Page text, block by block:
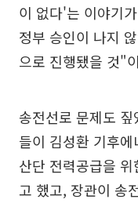
이 없다'는 이야기
정부 승인이 나지
으로 진행됐을 것"
송전선로 문제도
들이 김성환 기후
산단 전력공급을
고 했고, 장관이 송